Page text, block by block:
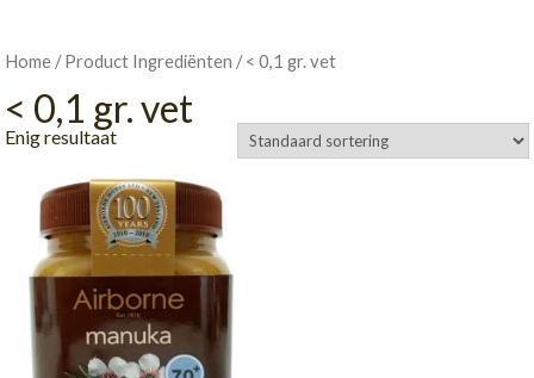
Home / Product Ingrediënten / < 0,1 gr. vet
< 0,1 gr. vet
Enig resultaat